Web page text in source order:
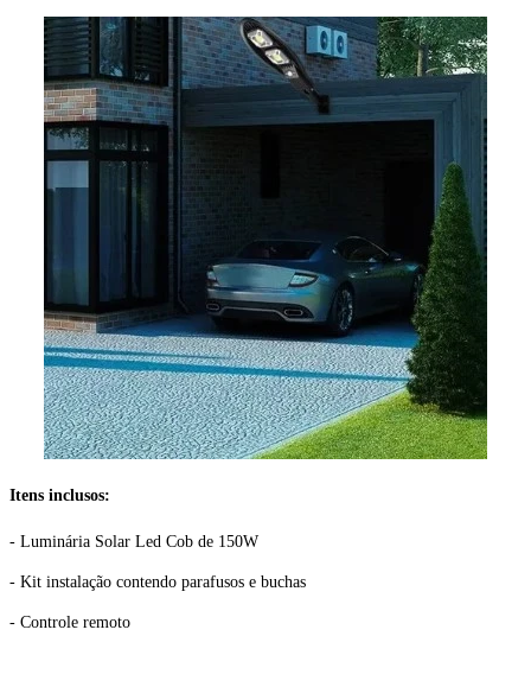
Itens inclusos:
- Luminária Solar Led Cob de 150W
- Kit instalação contendo parafusos e buchas
- Controle remoto